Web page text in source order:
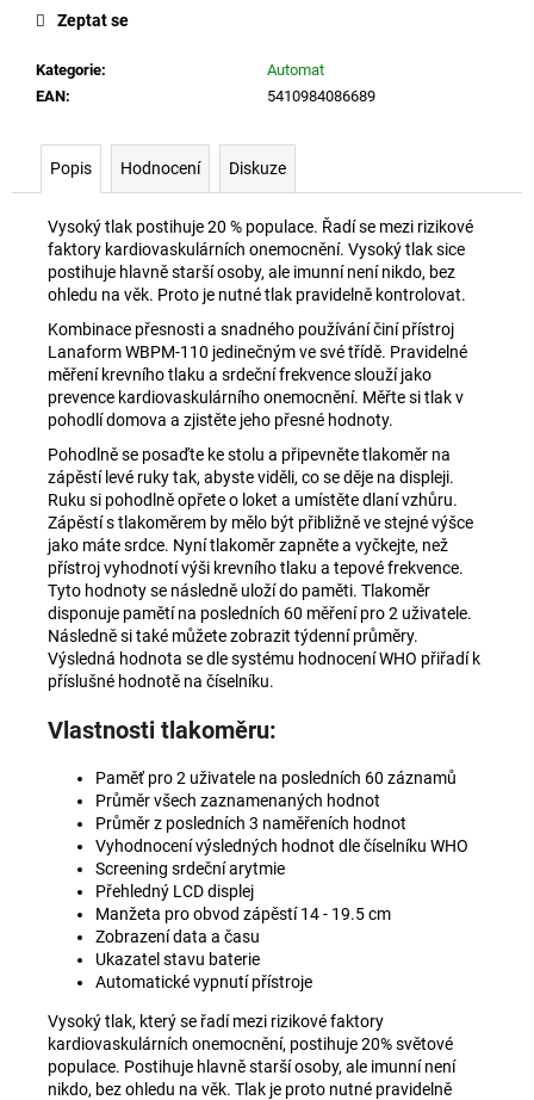
Kategorie:
Automat
EAN: 5410984086689
Zeptat se
Popis Hodnocení Diskuze
Vysoký tlak postihuje 20 % populace. Řadí se mezi rizikové
faktory kardiovaskulárních onemocnění. Vysoký tlak sice
postihuje hlavně starší osoby, ale imunní není nikdo, bez
ohledu na věk. Proto je nutné tlak pravidelně kontrolovat.
Kombinace přesnosti a snadného používání činí přístroj
Lanaform WBPM-110 jedinečným ve své třídě. Pravidelné
měření krevního tlaku a srdeční frekvence slouží jako
prevence kardiovaskulárního onemocnění. Měřte si tlak v
pohodlí domova a zjistěte jeho přesné hodnoty.
Pohodlně se posaďte ke stolu a připevněte tlakoměr na
zápěstí levé ruky tak, abyste viděli, co se děje na displeji.
Ruku si pohodlně opřete o loket a umístěte dlaní vzhůru.
Zápěstí s tlakoměrem by mělo být přibližně ve stejné výšce
jako máte srdce. Nyní tlakoměr zapněte a vyčkejte, než
přístroj vyhodnotí výši krevního tlaku a tepové frekvence.
Tyto hodnoty se následně uloží do paměti. Tlakoměr
disponuje pamětí na posledních 60 měření pro 2 uživatele.
Následně si také můžete zobrazit týdenní průměry.
Výsledná hodnota se dle systému hodnocení WHO přiřadí k
příslušné hodnotě na číselníku.
Vlastnosti tlakoměru:
Paměť pro 2 uživatele na posledních 60 záznamů
Průměr všech zaznamenaných hodnot
Průměr z posledních 3 naměřeních hodnot
Vyhodnocení výsledných hodnot dle číselníku WHO
Screening srdeční arytmie
Přehledný LCD displej
Manžeta pro obvod zápěstí 14 - 19.5 cm
Zobrazení data a času
Ukazatel stavu baterie
Automatické vypnutí přístroje
Vysoký tlak, který se řadí mezi rizikové faktory
kardiovaskulárních onemocnění, postihuje 20% světové
populace. Postihuje hlavně starší osoby, ale imunní není
nikdo, bez ohledu na věk. Tlak je proto nutné pravidelně
u
m
UŠNÍ
NASLOUCHÁTKO
AXON
109
NABÍJECÍ
390